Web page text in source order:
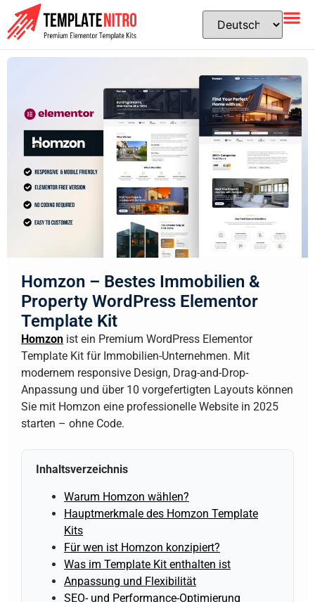
Homzon – Bestes Immobilien &
Property WordPress Elementor
Template Kit
Homzon ist ein Premium WordPress Elementor
Template Kit für Immobilien-Unternehmen. Mit
modernem responsive Design, Drag-and-Drop-
Anpassung und über 10 vorgefertigten Layouts können
Sie mit Homzon eine professionelle Website in 2025
starten – ohne Code.
Inhaltsverzeichnis
Warum Homzon wählen?
Hauptmerkmale des Homzon Template
Kits
Für wen ist Homzon konzipiert?
Was im Template Kit enthalten ist
Anpassung und Flexibilität
SEO- und Performance-Optimierung